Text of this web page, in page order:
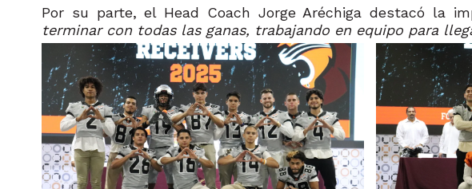
Por su parte, el Head Coach Jorge Aréchiga destacó la
terminar con todas las ganas, trabajando en equipo para